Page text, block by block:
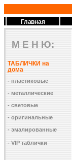
Главная
М Е Н Ю:
ТАБЛИЧКИ на
дома
- пластиковые
- металлические
- световые
- оригинальные
- эмалированные
- VIP таблички